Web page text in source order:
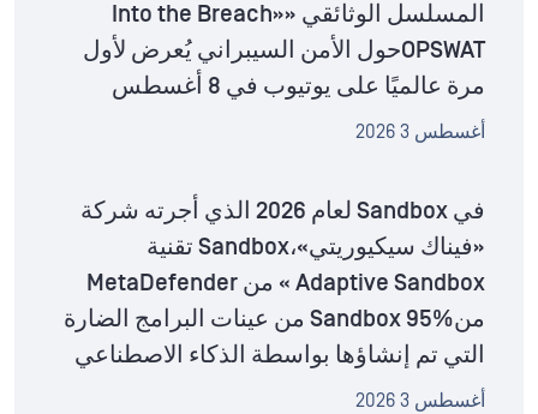
المسلسل الوثائقي «Into the Breach»
OPSWATحول الأمن السيبراني يُعرض لأول
مرة عالميًا على يوتيوب في 8 أغسطس
أغسطس 3 2026
في Sandbox لعام 2026 الذي أجرته شركة
«فيناك سيكيوريتي»،Sandbox تقنية
Adaptive Sandbox » من MetaDefender
منSandbox 95% من عينات البرامج الضارة
التي تم إنشاؤها بواسطة الذكاء الاصطناعي
أغسطس 3 2026